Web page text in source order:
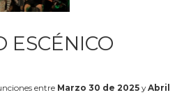
ESCÉNICO
entre Marzo 30 de 2025 yAbril